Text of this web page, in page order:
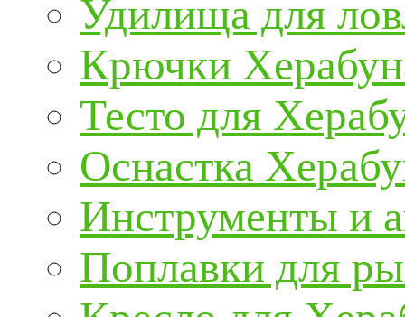
Удилища для
Крючки
Тесто для
Оснастка
Инструменты и
Поплавки для